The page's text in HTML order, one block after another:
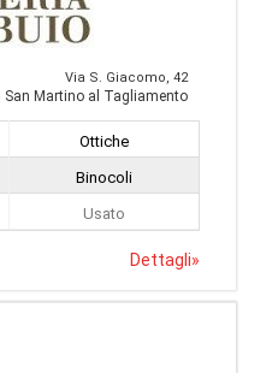
Via S. Giacomo, 42
San Martino al Tagliamento
Ottiche
Binocoli
Usato
Dettagli»